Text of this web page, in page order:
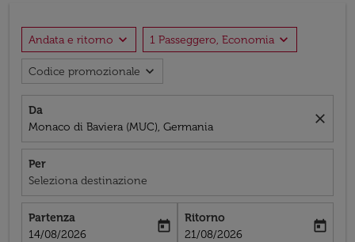
Andata e ritorno expand_more 1 Passeggero, Economia expand_more
Codice promozionale expand_more
Da
Monaco di Baviera (MUC), Germania
close
Per
Seleziona destinazione
Partenza
fc-booking-departure-date-aria-label
14/08/2026
today
Ritorno
fc-booking-return-date-aria-label
21/08/2026
today